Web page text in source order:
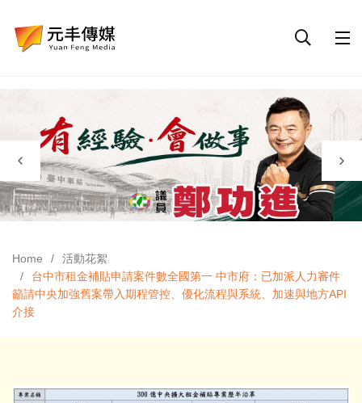
Home
活動花絮
台中市租金補貼申請案件數全國第一 中市府：已加派人力審件
籲請中央加強舊案帶入期程管控、優化流程與系統、加速與地方API
介接